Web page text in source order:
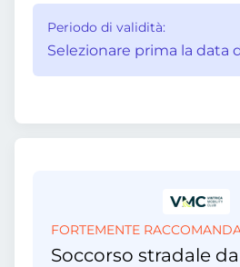
Periodo di validità:
Selezionare prima la data
FORTEMENTE
Soccorso stradale